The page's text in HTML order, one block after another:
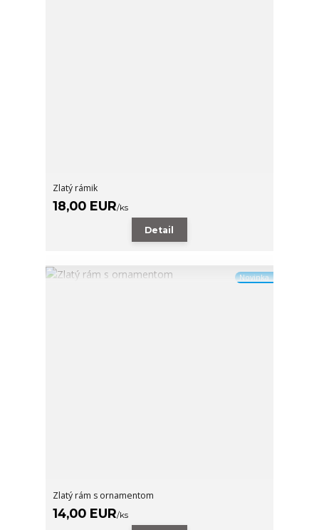
Zlatý rámik
18,00 EUR/ks
Detail
Novinka
Zlatý rám s ornamentom
14,00 EUR/ks